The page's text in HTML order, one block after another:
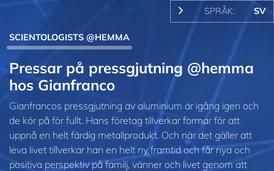
SPRÅK: SV
SCIENTOLOGISTS @HEMMA
Pressar på pressgjutning @hemma
hos Gianfranco
Gianfrancos pressgjutning av aluminium är igång igen och
de kör på för fullt. Hans företag tillverkar formar för att
uppnå en helt färdig metallprodukt. Och när det gäller att
leva livet tillverkar han en helt ny framtid och får nya och
positiva perspektiv på familj, vänner och livet genom att